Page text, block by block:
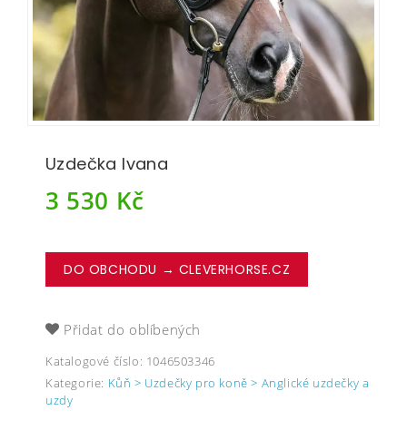
Uzdečka Ivana
3 530 Kč
DO OBCHODU → CLEVERHORSE.CZ
Přidat do oblíbených
Katalogové číslo: 1046503346
Kategorie: Kůň > Uzdečky pro koně > Anglické uzdečky a
uzdy